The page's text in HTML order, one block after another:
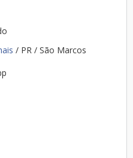
/ PR / São Marcos